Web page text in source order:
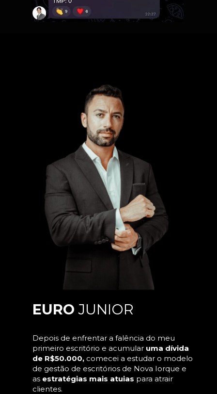
EURO JUNIOR
Depois de enfrentar a falência do meu
primeiro escritório e acumular uma dívida
de R$50.000, comecei a estudar o modelo
de gestão de escritórios de Nova Iorque e
as estratégias mais atuias para atrair
clientes.